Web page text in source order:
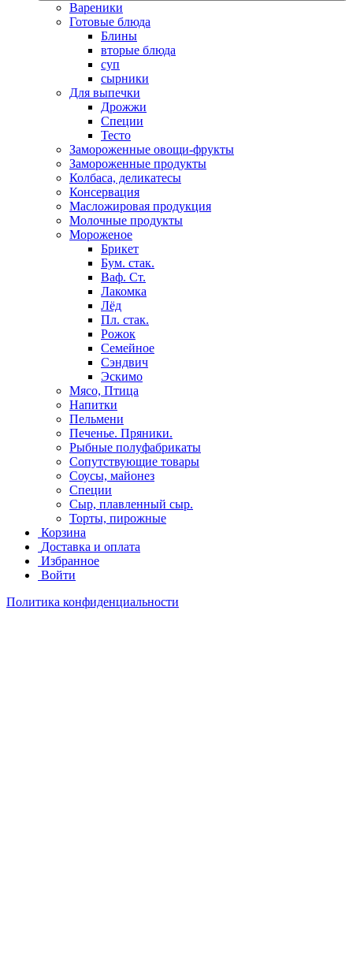
Вареники
Готовые блюда
Блины
вторые блюда
суп
сырники
Для выпечки
Дрожжи
Специи
Тесто
Замороженные овощи-фрукты
Замороженные продукты
Колбаса, деликатесы
Консервация
Масложировая продукция
Молочные продукты
Мороженое
Брикет
Бум. стак.
Ваф. Ст.
Лакомка
Лёд
Пл. стак.
Рожок
Семейное
Сэндвич
Эскимо
Мясо, Птица
Напитки
Пельмени
Печенье. Пряники.
Рыбные полуфабрикаты
Сопутствующие товары
Соусы, майонез
Специи
Сыр, плавленный сыр.
Торты, пирожные
Корзина
Доставка и оплата
Избранное
Войти
Политика конфиденциальности